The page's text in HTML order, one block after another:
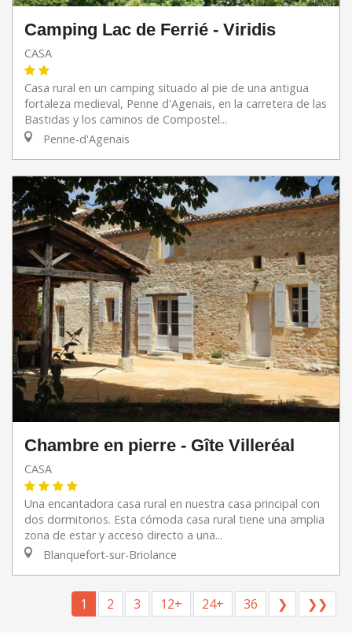
Camping Lac de Ferrié - Viridis
CASA
Casa rural en un camping situado al pie de una antigua
fortaleza medieval, Penne d'Agenais, en la carretera de las
Bastidas y los caminos de Compostel...
Penne-d'Agenais
Chambre en pierre - Gîte Villeréal
CASA
Una encantadora casa rural en nuestra casa principal con
dos dormitorios. Esta cómoda casa rural tiene una amplia
zona de estar y acceso directo a una...
Blanquefort-sur-Briolance
1 2 3 12+ 24+ 36 ❯ ❯❯